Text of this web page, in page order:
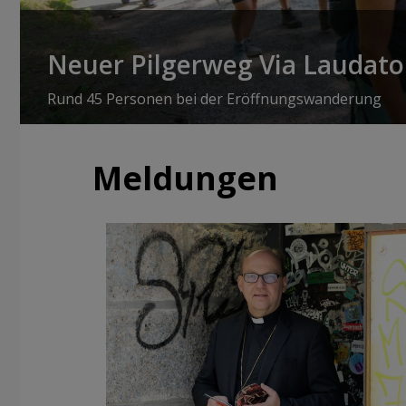
Neuer Pilgerweg Via Laudato
Rund 45 Personen bei der Eröffnungswanderung
Meldungen